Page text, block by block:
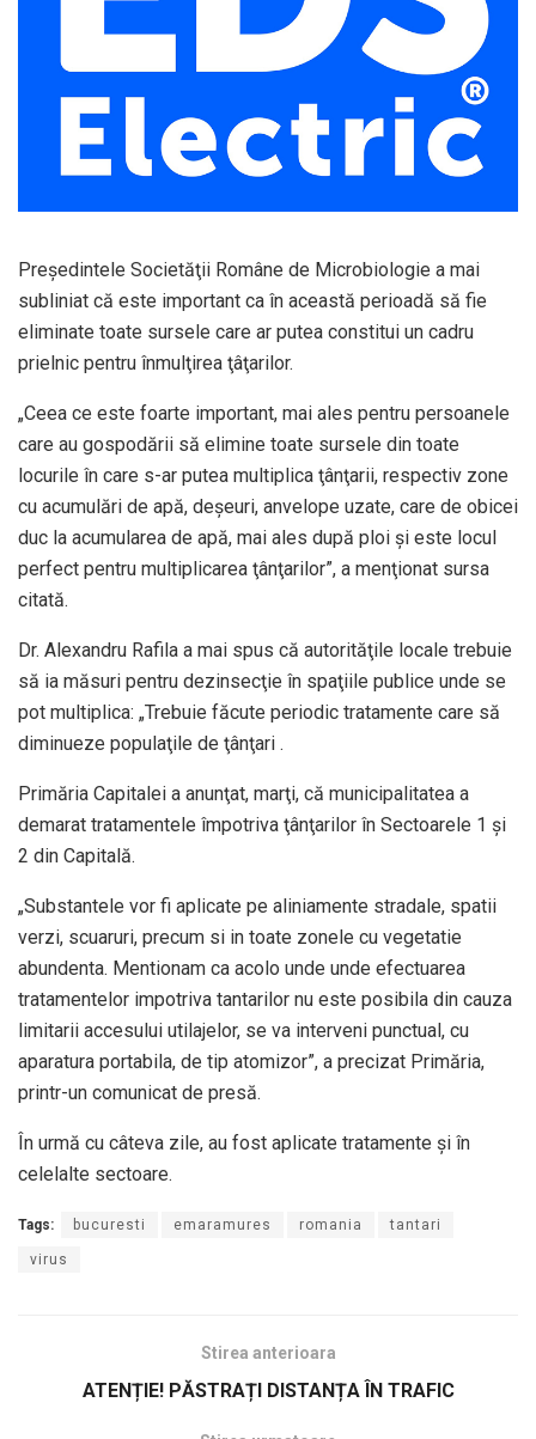
Preşedintele Societăţii Române de Microbiologie a mai
subliniat că este important ca în această perioadă să fie
eliminate toate sursele care ar putea constitui un cadru
prielnic pentru înmulţirea ţâţarilor.
„Ceea ce este foarte important, mai ales pentru persoanele
care au gospodării să elimine toate sursele din toate
locurile în care s-ar putea multiplica ţânţarii, respectiv zone
cu acumulări de apă, deşeuri, anvelope uzate, care de obicei
duc la acumularea de apă, mai ales după ploi şi este locul
perfect pentru multiplicarea ţânţarilor”, a menţionat sursa
citată.
Dr. Alexandru Rafila a mai spus că autorităţile locale trebuie
să ia măsuri pentru dezinsecţie în spaţiile publice unde se
pot multiplica: „Trebuie făcute periodic tratamente care să
diminueze populaţile de ţânţari .
Primăria Capitalei a anunţat, marţi, că municipalitatea a
demarat tratamentele împotriva ţânţarilor în Sectoarele 1 şi
2 din Capitală.
„Substantele vor fi aplicate pe aliniamente stradale, spatii
verzi, scuaruri, precum si in toate zonele cu vegetatie
abundenta. Mentionam ca acolo unde unde efectuarea
tratamentelor impotriva tantarilor nu este posibila din cauza
limitarii accesului utilajelor, se va interveni punctual, cu
aparatura portabila, de tip atomizor”, a precizat Primăria,
printr-un comunicat de presă.
În urmă cu câteva zile, au fost aplicate tratamente şi în
celelalte sectoare.
Tags: bucuresti emaramures romania tantari
virus
Stirea anterioara
ATENȚIE! PĂSTRAȚI DISTANȚA ÎN TRAFIC